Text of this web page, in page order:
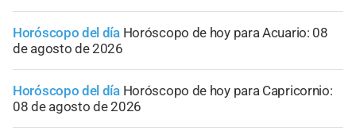
Horóscopo del día Horóscopo de hoy para Acuario: 08
de agosto de 2026
Horóscopo del día Horóscopo de hoy para Capricornio:
08 de agosto de 2026